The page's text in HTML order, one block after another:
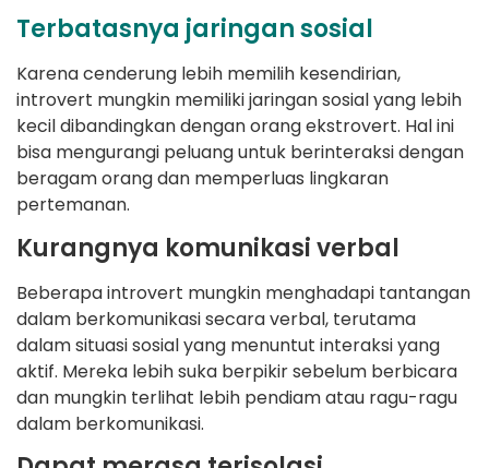
Terbatasnya jaringan sosial
Karena cenderung lebih memilih kesendirian,
introvert mungkin memiliki jaringan sosial yang lebih
kecil dibandingkan dengan orang ekstrovert. Hal ini
bisa mengurangi peluang untuk berinteraksi dengan
beragam orang dan memperluas lingkaran
pertemanan.
Kurangnya komunikasi verbal
Beberapa introvert mungkin menghadapi tantangan
dalam berkomunikasi secara verbal, terutama
dalam situasi sosial yang menuntut interaksi yang
aktif. Mereka lebih suka berpikir sebelum berbicara
dan mungkin terlihat lebih pendiam atau ragu-ragu
dalam berkomunikasi.